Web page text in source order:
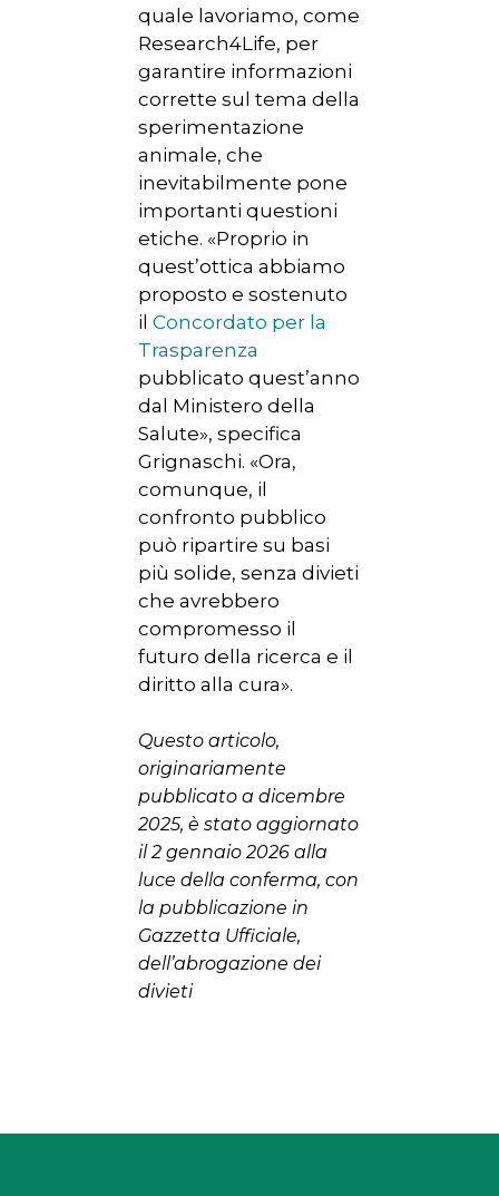
quale lavoriamo, come
Research4Life, per
garantire informazioni
corrette sul tema della
sperimentazione
animale, che
inevitabilmente pone
importanti questioni
etiche. «Proprio in
quest’ottica abbiamo
proposto e sostenuto
il Concordato per la
Trasparenza
pubblicato quest’anno
dal Ministero della
Salute», specifica
Grignaschi. «Ora,
comunque, il
confronto pubblico
può ripartire su basi
più solide, senza divieti
che avrebbero
compromesso il
futuro della ricerca e il
diritto alla cura».
Questo articolo,
originariamente
pubblicato a dicembre
2025, è stato aggiornato
il 2 gennaio 2026 alla
luce della conferma, con
la pubblicazione in
Gazzetta Ufficiale,
dell’abrogazione dei
divieti